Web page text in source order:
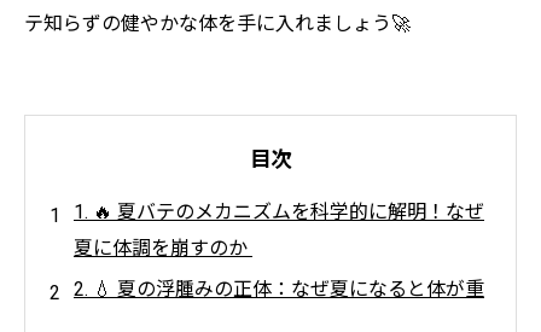
テ知らずの健やかな体を手に入れましょう🚀
目次
1. 🔥 夏バテのメカニズムを科学的に解明！なぜ
夏に体調を崩すのか
2. 💧 夏の浮腫みの正体：なぜ夏になると体が重